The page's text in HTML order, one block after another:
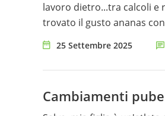
lavoro dietro...tra calcoli e
trovato il gusto ananas
ha accompagnato tutta la
adatto anche per un
sconforto!!!
25 Settembre 2025
Cambiamenti